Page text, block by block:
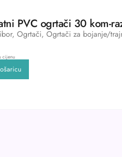
PVC ogrtači 30 kom-
, Ogrtači, Ogrtači za bojanje/
cijenu